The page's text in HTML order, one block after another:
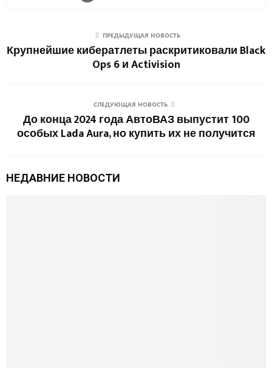
ПРЕДЫДУЩАЯ НОВОСТЬ
Крупнейшие кибератлеты раскритиковали Black
Ops 6 и Activision
СЛЕДУЮЩАЯ НОВОСТЬ
До конца 2024 года АвтоВАЗ выпустит 100
особых Lada Aura, но купить их не получится
НЕДАВНИЕ НОВОСТИ